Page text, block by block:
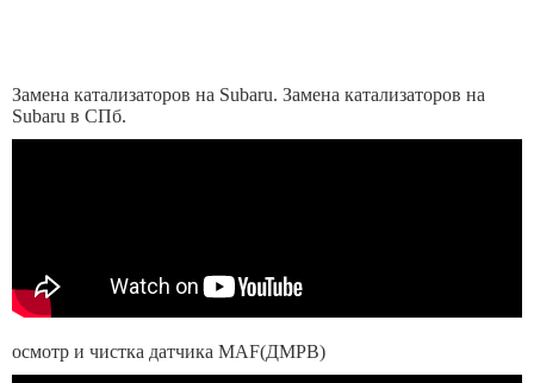
Замена катализаторов на Subaru. Замена катализаторов на
Subaru в СПб.
осмотр и чистка датчика MAF(ДМРВ)